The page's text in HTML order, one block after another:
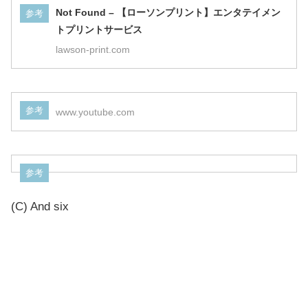
参考
Not Found – 【ローソンプリント】エンタテイメン
トプリントサービス
lawson-print.com
参考 www.youtube.com
参考
(C) And six